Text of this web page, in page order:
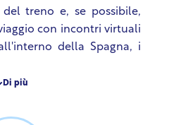
del treno e, se possibile,
con incontri virtuali
della Spagna, i
Per i viaggi
per qualsiasi viaggio
Di più